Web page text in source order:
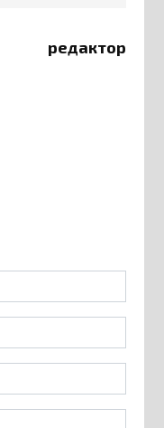
редактор